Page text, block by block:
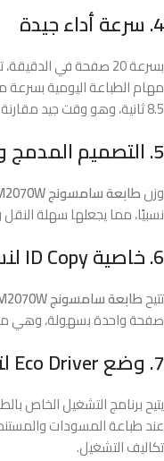
4. سرعة أداء جيدة
بسرعة 20 صفحة في الدقيقة، تستطيع
مهام الطباعة اليومية
8.5 ثانية، وهو وقت جيد مقارنة بطابعات منافسة في نفس الفئة.
5. التصميم المدمج والوزن الخفيف
وزنطابعة سامسونج M2070W
نسبيًا، مما يجعلها سهلة
6. خاصية ID Copy لنسخ البطاقات الشخصية
تتيحطابعة سامسونج M2070W
صفحة واحدة بسهولة، وهي
7. وضع Eco Driver لتوفير الحبر والورق
يتيح برنامج التشغيل الخاص
عند طباعة المسودات
تكاليف التشغيل.